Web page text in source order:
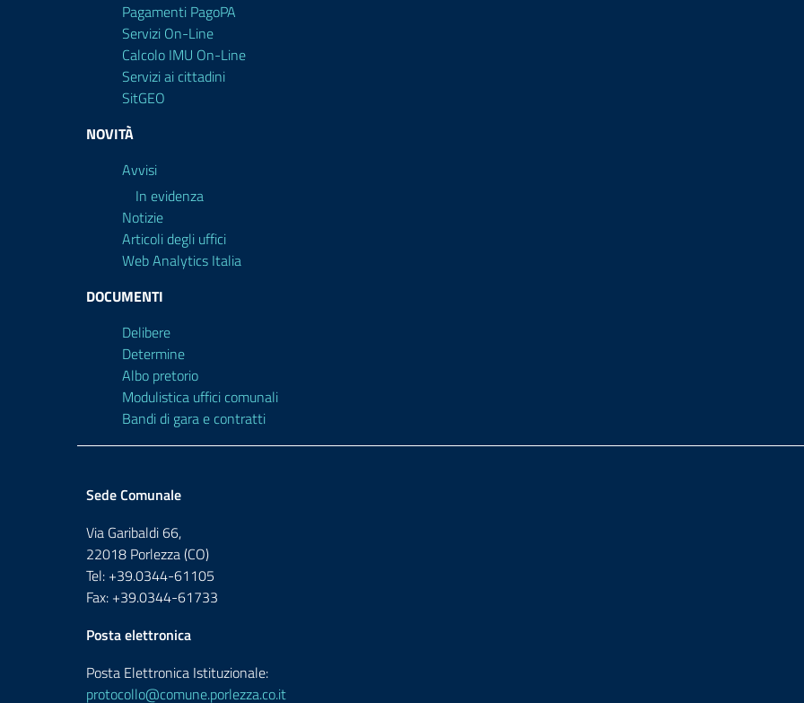
Pagamenti PagoPA
Servizi On-Line
Calcolo IMU On-Line
Servizi ai cittadini
SitGEO
NOVITÀ
Avvisi
In evidenza
Notizie
Articoli degli uffici
Web Analytics Italia
DOCUMENTI
Delibere
Determine
Albo pretorio
Modulistica uffici comunali
Bandi di gara e contratti
Sede Comunale
Via Garibaldi 66,
22018 Porlezza (CO)
Tel: +39.0344-61105
Fax: +39.0344-61733
Posta elettronica
Posta Elettronica Istituzionale:
protocollo@comune.porlezza.co.it